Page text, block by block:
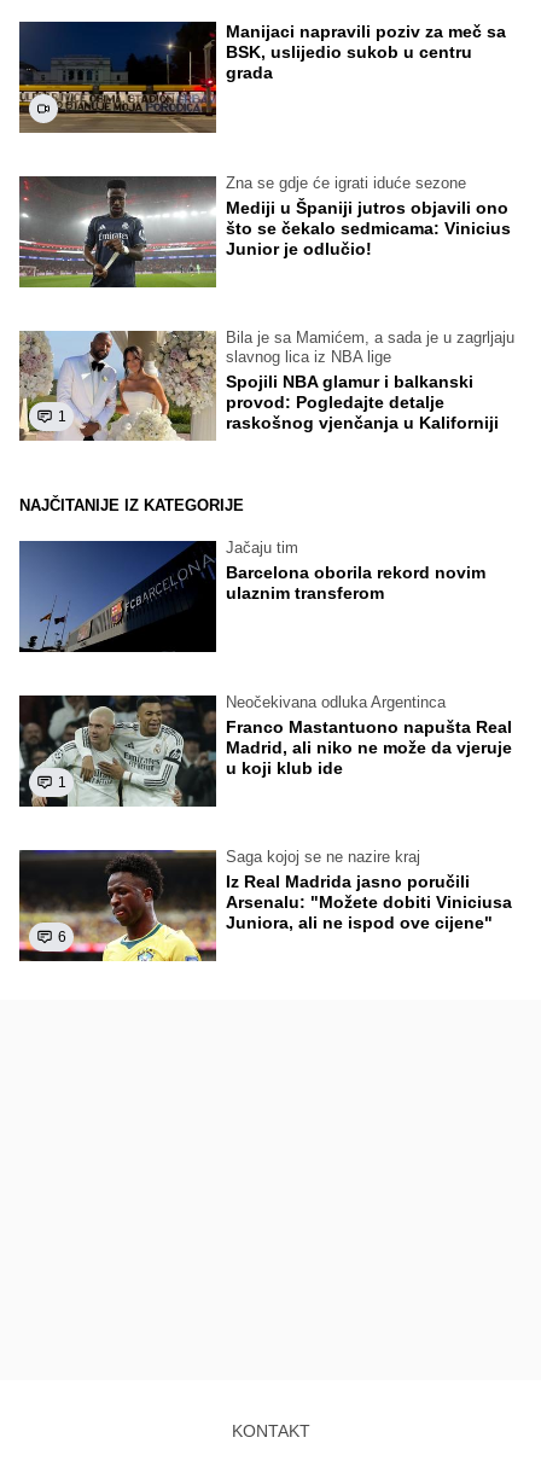
Manijaci napravili poziv za meč sa
BSK, uslijedio sukob u centru
grada
Zna se gdje će igrati iduće sezone
Mediji u Španiji jutros objavili ono
što se čekalo sedmicama: Vinicius
Junior je odlučio!
1
Bila je sa Mamićem, a sada je u zagrljaju
slavnog lica iz NBA lige
Spojili NBA glamur i balkanski
provod: Pogledajte detalje
raskošnog vjenčanja u Kaliforniji
NAJČITANIJE IZ KATEGORIJE
Jačaju tim
Barcelona oborila rekord novim
ulaznim transferom
1
Neočekivana odluka Argentinca
Franco Mastantuono napušta Real
Madrid, ali niko ne može da vjeruje
u koji klub ide
6
Saga kojoj se ne nazire kraj
Iz Real Madrida jasno poručili
Arsenalu: "Možete dobiti Viniciusa
Juniora, ali ne ispod ove cijene"
KONTAKT